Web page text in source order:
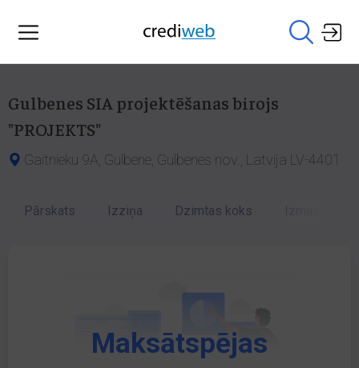
Gulbenes SIA projektēšanas birojs
"PROJEKTS"
Gaitnieku 9A, Gulbene, Gulbenes nov., Latvija LV-4401
Pārskats Izziņa Dzimtas koks
Maksātspējas